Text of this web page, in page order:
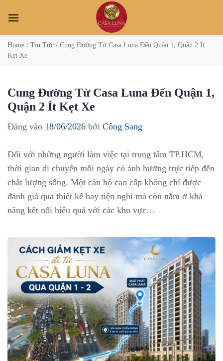
qua
dungHome / Tin Tức / Cung Đường Từ Casa Luna Đến Quận 1, Quận 2 Ít
Kẹt Xe
Cung Đường Từ Casa Luna Đến Quận 1,
Quận 2 Ít Kẹt Xe
Đăng vào 18/06/2026 bởi Công Sang
Đối với những người làm việc tại trung tâm TP.HCM,
thời gian di chuyển mỗi ngày có ảnh hưởng trực tiếp đến
chất lượng sống. Một căn hộ cao cấp không chỉ được
đánh giá qua thiết kế hay tiện nghi mà còn nằm ở khả
năng kết nối hiệu quả với các khu vực…